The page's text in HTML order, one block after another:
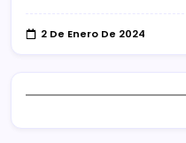
2 De Enero De 2024